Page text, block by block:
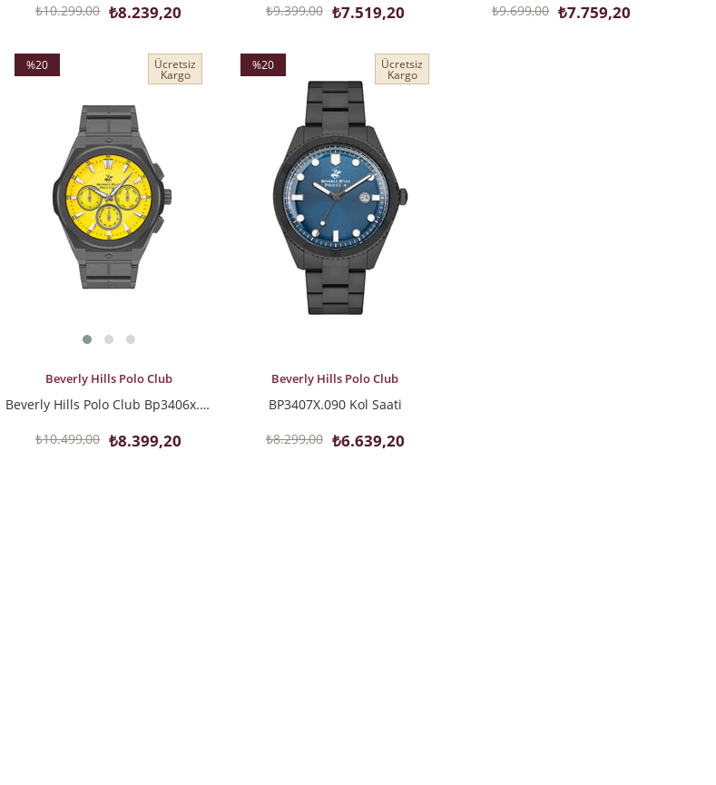
₺8.239,20
₺10.299,00 ₺7.519,20
₺9.399,00 ₺7.759,20
₺9.699,00
SEPETE EKLE
%20
Ücretsiz
Kargo
Beverly Hills Polo Club
Beverly Hills Polo Club Bp3406x.080 Erkek Kol Saati
₺8.399,20
₺10.499,00
SEPETE EKLE
%20
Ücretsiz
Kargo
Beverly Hills Polo Club
BP3407X.090 Kol Saati
₺6.639,20
₺8.299,00